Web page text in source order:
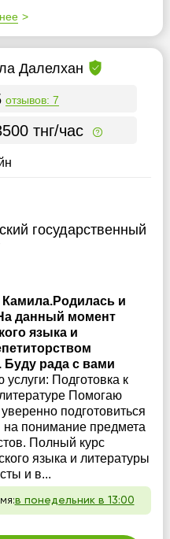
Далелхан
отзывов: 7
тнг/час
государственный
Камила.Родилась и
данный момент
языка и
рада с вами
Подготовка к
Помогаю
подготовиться
понимание предмета
Полный курс
языка и литературы
и в...
в понедельник в 13:00